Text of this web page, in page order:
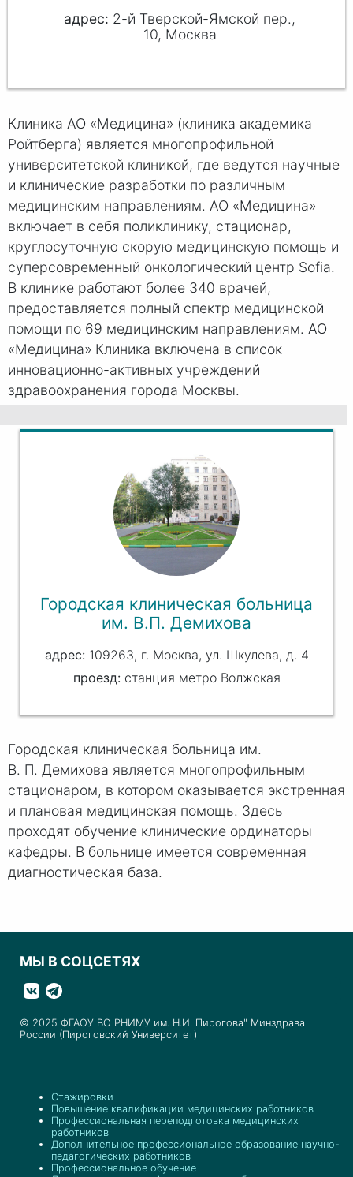
2-й Тверской-Ямской пер.,
10, Москва
Клиника АО «Медицина» (клиника академика
Ройтберга) является многопрофильной
университетской клиникой, где ведутся научные
и клинические разработки по различным
медицинским направлениям. АО «Медицина»
включает в себя поликлинику, стационар,
круглосуточную скорую медицинскую помощь и
суперсовременный онкологический центр Sofia.
В клинике работают более 340 врачей,
предоставляется полный спектр медицинской
помощи по 69 медицинским направлениям. АО
«Медицина» Клиника включена в список
инновационно-активных учреждений
здравоохранения города Москвы.
Городская клиническая больница
им. В.П. Демихова
109263, г. Москва, ул. Шкулева, д. 4
проезд:станция метро Волжская
Городская клиническая больница им.
В. П. Демихова является многопрофильным
стационаром, в котором оказывается экстренная
и плановая медицинская помощь. Здесь
проходят обучение клинические ординаторы
кафедры. В больнице имеется современная
диагностическая база.
МЫ В СОЦСЕТЯХ
© 2025 ФГАОУ ВО РНИМУ им. Н.И. Пирогова" Минздрава
России (Пироговский Университет)
Стажировки
Повышение квалификации медицинских работников
Профессиональная переподготовка медицинских
работников
Дополнительное профессиональное образование научно-
педагогических работников
Профессиональное обучение